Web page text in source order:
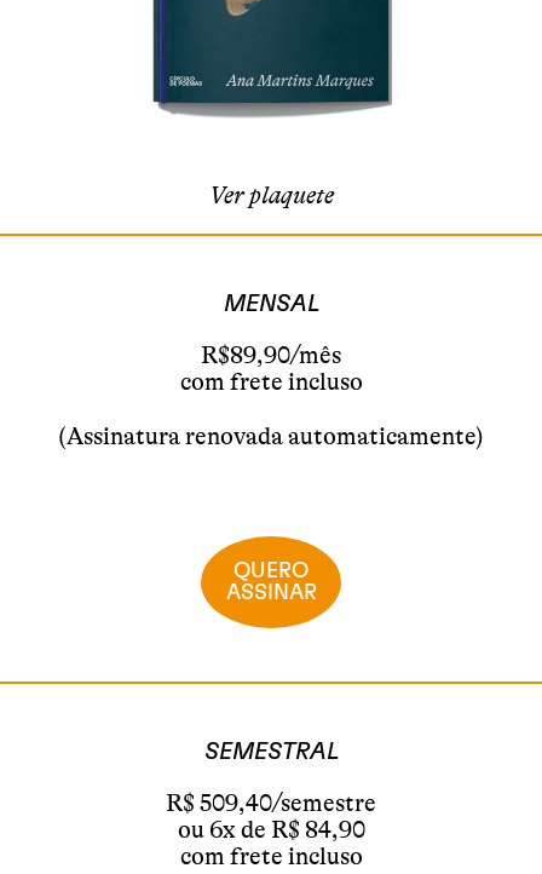
Ver plaquete
MENSAL
R$89,90/mês
com frete incluso
(Assinatura renovada automaticamente)
QUERO
ASSINAR
SEMESTRAL
R$ 509,40/semestre
ou 6x de R$ 84,90
com frete incluso